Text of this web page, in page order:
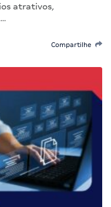
atrativos,
Compartilhe